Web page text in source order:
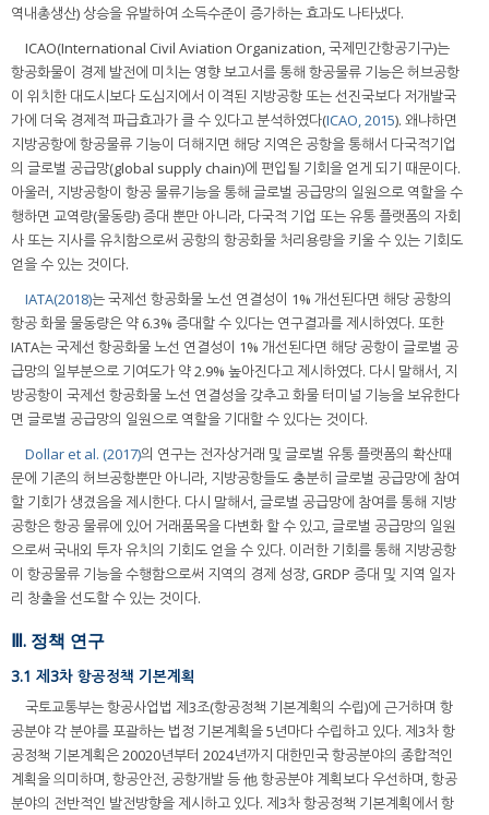
역내총생산) 상승을 유발하여 소득수준이 증가하는 효과도 나타냈다.
ICAO(International Civil Aviation Organization, 국제민간항공기구)는
항공화물이 경제 발전에 미치는 영향 보고서를 통해 항공물류 기능은 허브공항
이 위치한 대도시보다 도심지에서 이격된 지방공항 또는 선진국보다 저개발국
가에 더욱 경제적 파급효과가 클 수 있다고 분석하였다(ICAO, 2015). 왜냐하면
지방공항에 항공물류 기능이 더해지면 해당 지역은 공항을 통해서 다국적기업
의 글로벌 공급망(global supply chain)에 편입될 기회을 얻게 되기 때문이다.
아울러, 지방공항이 항공 물류기능을 통해 글로벌 공급망의 일원으로 역할을 수
행하면 교역량(물동량) 증대 뿐만 아니라, 다국적 기업 또는 유통 플랫폼의 자회
사 또는 지사를 유치함으로써 공항의 항공화물 처리용량을 키울 수 있는 기회도
얻을 수 있는 것이다.
IATA(2018)는 국제선 항공화물 노선 연결성이 1% 개선된다면 해당 공항의
항공 화물 물동량은 약 6.3% 증대할 수 있다는 연구결과를 제시하였다. 또한
IATA는 국제선 항공화물 노선 연결성이 1% 개선된다면 해당 공항이 글로벌 공
급망의 일부분으로 기여도가 약 2.9% 높아진다고 제시하였다. 다시 말해서, 지
방공항이 국제선 항공화물 노선 연결성을 갖추고 화물 터미널 기능을 보유한다
면 글로벌 공급망의 일원으로 역할을 기대할 수 있다는 것이다.
Dollar et al. (2017)의 연구는 전자상거래 및 글로벌 유통 플랫폼의 확산때
문에 기존의 허브공항뿐만 아니라, 지방공항들도 충분히 글로벌 공급망에 참여
할 기회가 생겼음을 제시한다. 다시 말해서, 글로벌 공급망에 참여를 통해 지방
공항은 항공 물류에 있어 거래품목을 다변화 할 수 있고, 글로벌 공급망의 일원
으로써 국내외 투자 유치의 기회도 얻을 수 있다. 이러한 기회를 통해 지방공항
이 항공물류 기능을 수행함으로써 지역의 경제 성장, GRDP 증대 및 지역 일자
리 창출을 선도할 수 있는 것이다.
Ⅲ. 정책 연구
3.1 제3차 항공정책 기본계획
국토교통부는 항공사업법 제3조(항공정책 기본계획의 수립)에 근거하며 항
공분야 각 분야를 포괄하는 법정 기본계획을 5년마다 수립하고 있다. 제3차 항
공정책 기본계획은 20020년부터 2024년까지 대한민국 항공분야의 종합적인
계획을 의미하며, 항공안전, 공항개발 등 他 항공분야 계획보다 우선하며, 항공
분야의 전반적인 발전방향을 제시하고 있다. 제3차 항공정책 기본계획에서 항